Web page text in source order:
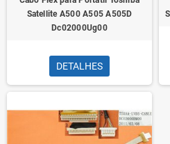
Satellite A500 A505 A505D
Dc02000Ug00
DETALHES